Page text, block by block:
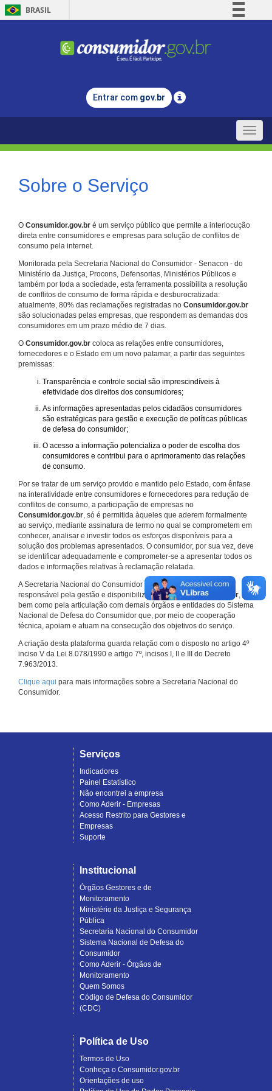
BRASIL
Comunica BR
Legislação
Entrar com gov.br
Toggle
Sobre o Serviço
O Consumidor.gov.br é um serviço público que permite a interlocução
direta entre consumidores e empresas para solução de conflitos de
consumo pela internet.
Monitorada pela Secretaria Nacional do Consumidor - Senacon - do
Ministério da Justiça, Procons, Defensorias, Ministérios Públicos e
também por toda a sociedade, esta ferramenta possibilita a resolução
de conflitos de consumo de forma rápida e desburocratizada:
atualmente, 80% das reclamações registradas no Consumidor.gov.br
são solucionadas pelas empresas, que respondem as demandas dos
consumidores em um prazo médio de 7 dias.
O Consumidor.gov.br coloca as relações entre consumidores,
fornecedores e o Estado em um novo patamar, a partir das seguintes
premissas:
Transparência e controle social são imprescindíveis à
efetividade dos direitos dos consumidores;
As informações apresentadas pelos cidadãos consumidores
são estratégicas para gestão e execução de políticas públicas
de defesa do consumidor;
O acesso a informação potencializa o poder de escolha dos
consumidores e contribui para o aprimoramento das relações
de consumo.
Por se tratar de um serviço provido e mantido pelo Estado, com ênfase
na interatividade entre consumidores e fornecedores para redução de
conflitos de consumo, a participação de empresas no
Consumidor.gov.br, só é permitida àqueles que aderem formalmente
ao serviço, mediante assinatura de termo no qual se comprometem em
conhecer, analisar e investir todos os esforços disponíveis para a
solução dos problemas apresentados. O consumidor, por sua vez, deve
se identificar adequadamente e comprometer-se a apresentar todos os
dados e informações relativas à reclamação relatada.
A Secretaria Nacional do Consumidor do Ministério da Justiça é a
responsável pela gestão e disponibilização doConsumidor.gov.br,
bem como pela articulação com demais órgãos e entidades do Sistema
Nacional de Defesa do Consumidor que, por meio de cooperação
técnica, apoiam e atuam na consecução dos objetivos do serviço.
A criação desta plataforma guarda relação com o disposto no artigo 4º
inciso V da Lei 8.078/1990 e artigo 7º, incisos I, II e III do Decreto
7.963/2013.
Clique aqui para mais informações sobre a Secretaria Nacional do
Consumidor.
Serviços
Indicadores
Painel Estatístico
Não encontrei a empresa
Como Aderir - Empresas
Acesso Restrito para Gestores e
Empresas
Suporte
Institucional
Órgãos Gestores e de
Monitoramento
Ministério da Justiça e Segurança
Pública
Secretaria Nacional do Consumidor
Sistema Nacional de Defesa do
Consumidor
Como Aderir - Órgãos de
Monitoramento
Quem Somos
Código de Defesa do Consumidor
(CDC)
Política de Uso
Termos de Uso
Conheça o Consumidor.gov.br
Orientações de uso